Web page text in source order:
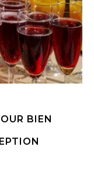
BIEN